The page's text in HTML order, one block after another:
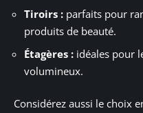
Tiroirs : parfaits pour
produits de beauté.
Étagères : idéales pour
volumineux.
Considérez aussi le choix